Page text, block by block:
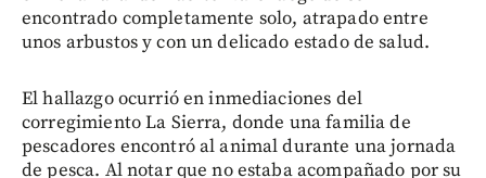
encontrado completamente solo, atrapado entre
unos arbustos y con un delicado estado de salud.
El hallazgo ocurrió en inmediaciones del
corregimiento La Sierra, donde una familia de
pescadores encontró al animal durante una jornada
de pesca. Al notar que no estaba acompañado por su